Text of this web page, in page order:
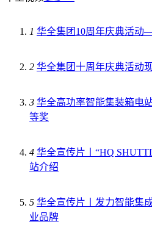
1 华全集团10周年庆典活动
2 华全集团十周年庆典活动
3 华全高功率智能集装箱电
等奖
4 华全宣传片丨“HQ
站介绍
5 华全宣传片丨发力智能集
业品牌